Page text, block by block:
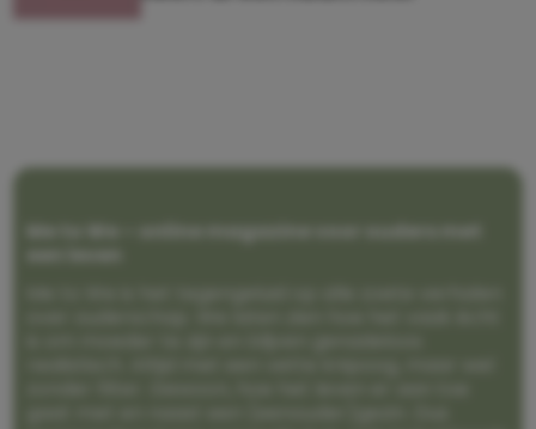
Me to We – online magazine voor ouders met